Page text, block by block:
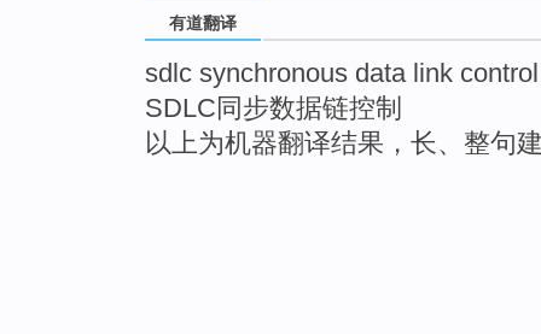
有道翻译
sdlc synchronous data link control
SDLC同步数据链控制
以上为机器翻译结果，长、整句